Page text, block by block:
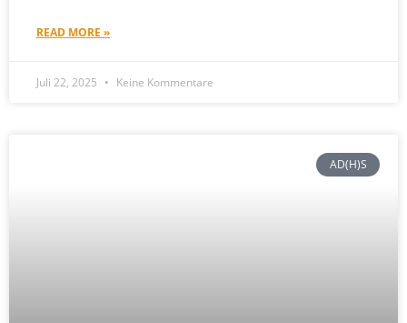
READ MORE »
Juli 22, 2025 Keine Kommentare
AD(H)S